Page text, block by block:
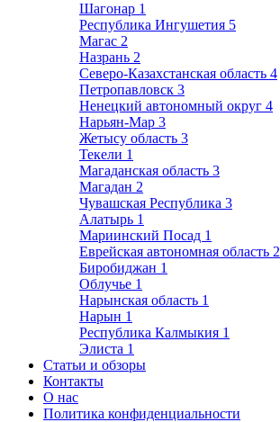
Шагонар 1
Республика Ингушетия 5
Магас 2
Назрань 2
Северо-Казахстанская область 4
Петропавловск 3
Ненецкий автономный округ 4
Нарьян-Мар 3
Жетысу область 3
Текели 1
Магаданская область 3
Магадан 2
Чувашская Республика 3
Алатырь 1
Мариинский Посад 1
Еврейская автономная область 2
Биробиджан 1
Облучье 1
Нарынская область 1
Нарын 1
Республика Калмыкия 1
Элиста 1
Статьи и обзоры
Контакты
О нас
Политика конфиденциальности